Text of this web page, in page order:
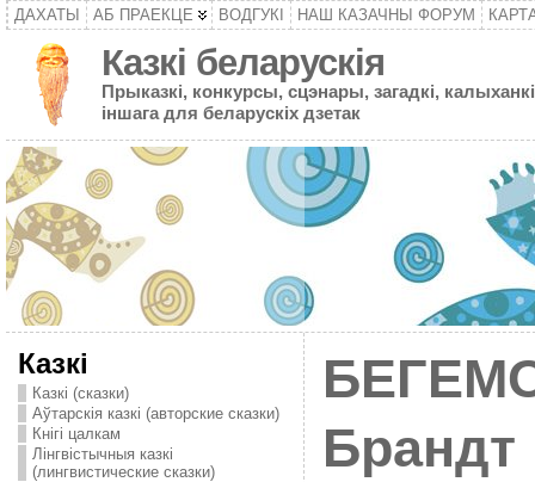
ДАХАТЫ АБ ПРАЕКЦЕ ВОДГУКІ НАШ КАЗАЧНЫ ФОРУМ
Казкі беларускія
Прыказкі, конкурсы, сцэнары, загадкі,
іншага для беларускіх дзетак
Казкі
Казкі (сказки)
Аўтарскія казкі (авторские сказки)
Кнігі цалкам
Лінгвістычныя казкі
(лингвистические сказки)
Брандт